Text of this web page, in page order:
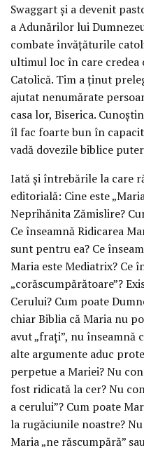
Swaggart și a devenit
a Adunărilor lui
combate învățăturile
ultimul loc în care credea
Catolică. Tim a ținut
ajutat nenumărate
casa lor, Biserica.
îl fac foarte bun în
vadă dovezile biblice
Iată și întrebările la care
editorială: Cine este
Neprihănita Zămislire?
Ce înseamnă Ridicarea
sunt pentru ea? Ce
Maria este Mediatrix? Ce
„corăscumpărătoare”?
Cerului? Cum poate
chiar Biblia că Maria nu
avut „frați”, nu înseamnă
alte argumente aduc
perpetue a Mariei? Nu
fost ridicată la cer? Nu
a cerului”? Cum poate
la rugăciunile noastre?
Maria „ne răscumpără”